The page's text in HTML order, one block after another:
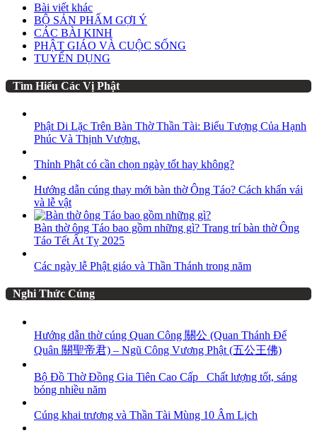
Bài viết khác
BỘ SẢN PHẨM GỢI Ý
CÁC BÀI KINH
PHẬT GIÁO VÀ CUỘC SỐNG
TUYỂN DỤNG
Tìm Hiểu Các Vị Phật
Phật Di Lặc Trên Bàn Thờ Thần Tài: Biểu Tượng Của Hạnh
Phúc Và Thịnh Vượng.
Thỉnh Phật có cần chọn ngày tốt hay không?
Hướng dẫn cúng thay mới bàn thờ Ông Táo? Cách khấn vái
và lễ vật
Bàn thờ ông Táo bao gồm những gì? Trang trí bàn thờ Ông
Táo Tết Ất Tỵ 2025
Các ngày lễ Phật giáo và Thần Thánh trong năm
Nghi Thức Cúng
Hướng dẫn thờ cúng Quan Công 關公 (Quan Thánh Đế
Quân 關聖帝君) – Ngũ Công Vương Phật (五公王佛)
Bộ Đồ Thờ Đồng Gia Tiên Cao Cấp_ Chất lượng tốt, sáng
bóng nhiều năm
Cúng khai trương và Thần Tài Mùng 10 Âm Lịch